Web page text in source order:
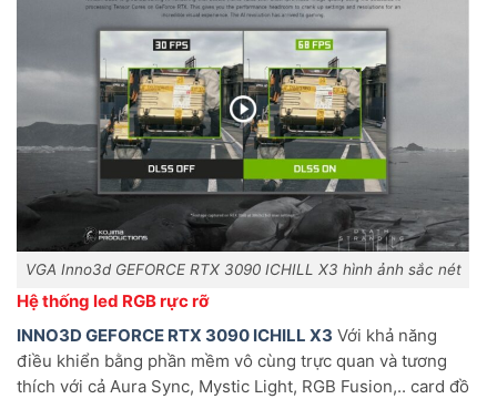
VGA Inno3d GEFORCE RTX 3090 ICHILL X3 hình ảnh sắc nét
Hệ thống led RGB rực rỡ
INNO3D GEFORCE RTX 3090 ICHILL X3 Với khả năng
điều khiển bằng phần mềm vô cùng trực quan và tương
thích với cả Aura Sync, Mystic Light, RGB Fusion,.. card đồ